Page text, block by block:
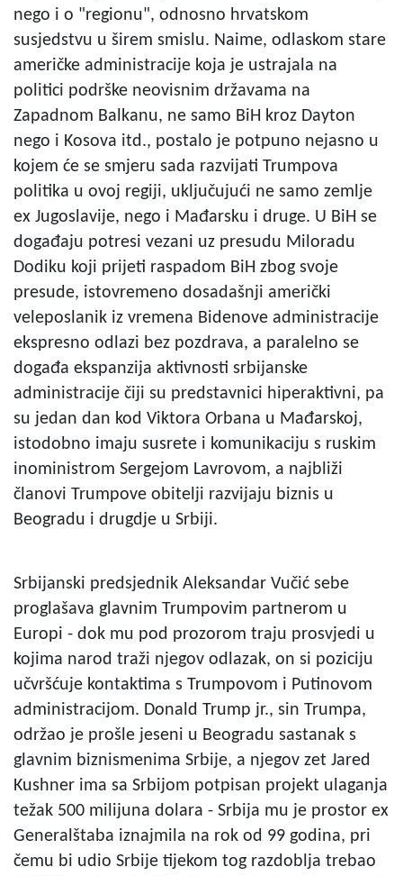
nego i o "regionu", odnosno hrvatskom
susjedstvu u širem smislu. Naime, odlaskom stare
američke administracije koja je ustrajala na
politici podrške neovisnim državama na
Zapadnom Balkanu, ne samo BiH kroz Dayton
nego i Kosova itd., postalo je potpuno nejasno u
kojem će se smjeru sada razvijati Trumpova
politika u ovoj regiji, uključujući ne samo zemlje
ex Jugoslavije, nego i Mađarsku i druge. U BiH se
događaju potresi vezani uz presudu Miloradu
Dodiku koji prijeti raspadom BiH zbog svoje
presude, istovremeno dosadašnji američki
veleposlanik iz vremena Bidenove administracije
ekspresno odlazi bez pozdrava, a paralelno se
događa ekspanzija aktivnosti srbijanske
administracije čiji su predstavnici hiperaktivni, pa
su jedan dan kod Viktora Orbana u Mađarskoj,
istodobno imaju susrete i komunikaciju s ruskim
inoministrom Sergejom Lavrovom, a najbliži
članovi Trumpove obitelji razvijaju biznis u
Beogradu i drugdje u Srbiji.
Srbijanski predsjednik Aleksandar Vučić sebe
proglašava glavnim Trumpovim partnerom u
Europi - dok mu pod prozorom traju prosvjedi u
kojima narod traži njegov odlazak, on si poziciju
učvršćuje kontaktima s Trumpovom i Putinovom
administracijom. Donald Trump jr., sin Trumpa,
održao je prošle jeseni u Beogradu sastanak s
glavnim biznismenima Srbije, a njegov zet Jared
Kushner ima sa Srbijom potpisan projekt ulaganja
težak 500 milijuna dolara - Srbija mu je prostor ex
Generalštaba iznajmila na rok od 99 godina, pri
čemu bi udio Srbije tijekom tog razdoblja trebao